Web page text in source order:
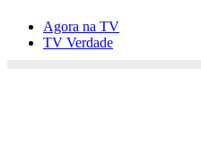
Agora na TV
TV Verdade